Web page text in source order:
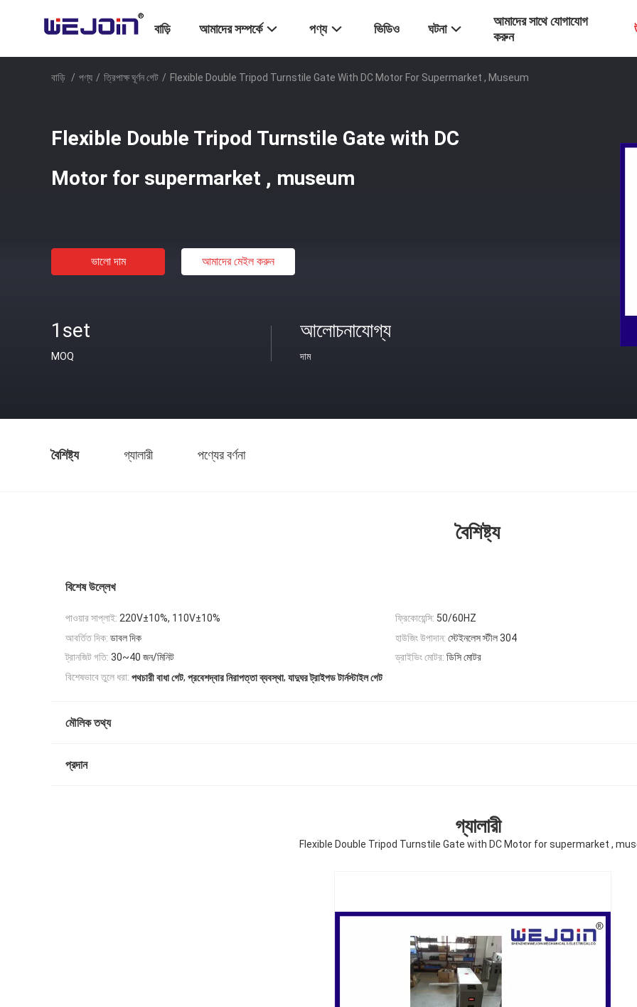
বাড়ি আমাদের সম্পর্কে পণ্য ভিডিও ঘটনা
আমাদের সাথে যোগাযোগ
করুন
বাড়ি / পণ্য / ত্রিপাক্ষ ঘূর্ণন গেট / Flexible Double Tripod Turnstile Gate With DC Motor For Supermarket , Museum
Flexible Double Tripod Turnstile Gate with DC
Motor for supermarket , museum
ভালো দাম আমাদের মেইল ​​করুন
1set
MOQ
আলোচনাযোগ্য
দাম
বৈশিষ্ট্য গ্যালারী পণ্যের বর্ণনা
বৈশিষ্ট্য
বিশেষ উল্লেখ
পাওয়ার সাপ্লাই: 220V±10%, 110V±10% ফ্রিকোয়েন্সি: 50/60HZ
আবর্তিত দিক: ডাবল দিক হাউজিং উপাদান: স্টেইনলেস স্টীল 304
ট্রানজিট গতি: 30~40 জন/মিনিট ড্রাইভিং মোটর: ডিসি মোটর
বিশেষভাবে তুলে ধরা: পথচারী বাধা গেট, প্রবেশদ্বার নিরাপত্তা ব্যবস্থা, যাদুঘর ট্রাইপড টার্নস্টাইল গেট
মৌলিক তথ্য
প্রদান
গ্যালারী
Flexible Double Tripod Turnstile Gate with DC Motor for supermarket ,